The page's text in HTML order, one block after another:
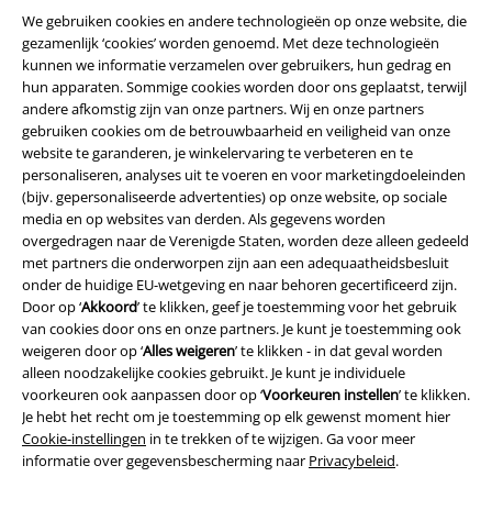
We gebruiken cookies en andere technologieën op onze website, die
gezamenlijk ‘cookies’ worden genoemd. Met deze technologieën
kunnen we informatie verzamelen over gebruikers, hun gedrag en
hun apparaten. Sommige cookies worden door ons geplaatst, terwijl
andere afkomstig zijn van onze partners. Wij en onze partners
gebruiken cookies om de betrouwbaarheid en veiligheid van onze
website te garanderen, je winkelervaring te verbeteren en te
personaliseren, analyses uit te voeren en voor marketingdoeleinden
(bijv. gepersonaliseerde advertenties) op onze website, op sociale
media en op websites van derden. Als gegevens worden
overgedragen naar de Verenigde Staten, worden deze alleen gedeeld
met partners die onderworpen zijn aan een adequaatheidsbesluit
onder de huidige EU-wetgeving en naar behoren gecertificeerd zijn.
Door op ‘Akkoord’ te klikken, geef je toestemming voor het gebruik
van cookies door ons en onze partners. Je kunt je toestemming ook
weigeren door op ‘Alles weigeren’ te klikken - in dat geval worden
alleen noodzakelijke cookies gebruikt. Je kunt je individuele
voorkeuren ook aanpassen door op ‘Voorkeuren instellen’ te klikken.
Je hebt het recht om je toestemming op elk gewenst moment hier
Cookie-instellingen in te trekken of te wijzigen. Ga voor meer
informatie over gegevensbescherming naar Privacybeleid.
strepen. Sommige modellen hebben kleine Baphomet-schedels en laten
zo je occulte kant zien. Andere broeken voor lange benen komen met
schattige kattenprints of grote, esoterische patronen. Voor iedereen die
niet genoeg kan krijgen van de jaren 70 zijn de flared broeken de juiste
keuze. Kun je niet kiezen? Bestel dan meerdere lange broeken in
verschillende ontwerpen en zorg voor een frisse wind in je kledingkast.
15%
korting
E-mailnieuwsbrief
Meld je aan en ontvang een code voor 15%
korting!Meer info
Ik geef hierbij toestemming om de Large-nieuwsbrief te ontvangen en ga
ermee akkoord dat Large Popmerchandising B.V. mijn persoonsgegevens
verwerkt om mij regelmatig te informeren over producten. Mijn
persoonsgegevens worden verwerkt in overeenstemming met de